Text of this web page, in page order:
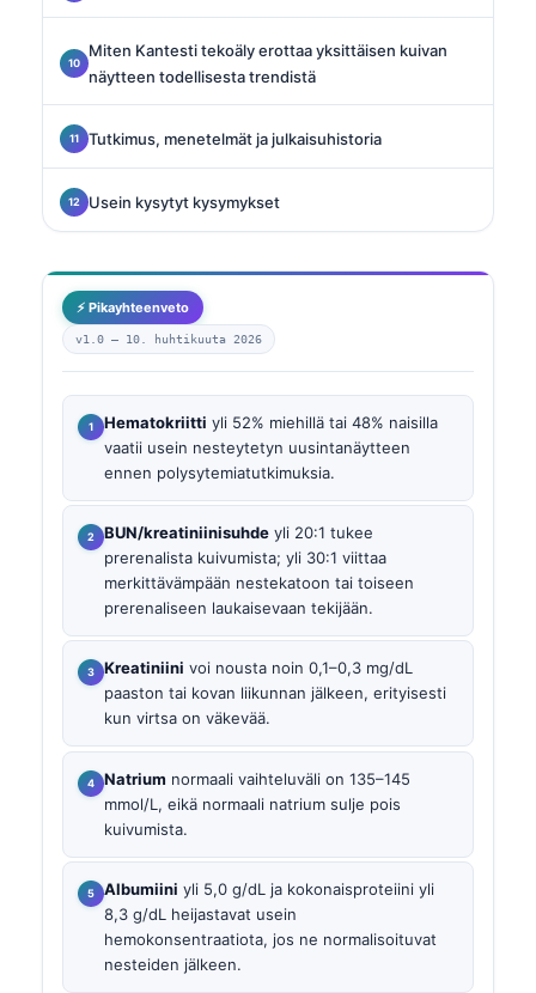
Miten Kantesti tekoäly erottaa yksittäisen kuivan
näytteen todellisesta trendistä
Tutkimus, menetelmät ja julkaisuhistoria
Usein kysytyt kysymykset
⚡ Pikayhteenveto
v1.0 — 10. huhtikuuta 2026
Hematokriitti yli 52% miehillä tai 48% naisilla
vaatii usein nesteytetyn uusintanäytteen
ennen polysytemiatutkimuksia.
BUN/kreatiniinisuhde yli 20:1 tukee
prerenalista kuivumista; yli 30:1 viittaa
merkittävämpään nestekatoon tai toiseen
prerenaliseen laukaisevaan tekijään.
Kreatiniini voi nousta noin 0,1–0,3 mg/dL
paaston tai kovan liikunnan jälkeen, erityisesti
kun virtsa on väkevää.
Natrium normaali vaihteluväli on 135–145
mmol/L, eikä normaali natrium sulje pois
kuivumista.
Albumiini yli 5,0 g/dL ja kokonaisproteiini yli
8,3 g/dL heijastavat usein
hemokonsentraatiota, jos ne normalisoituvat
nesteiden jälkeen.